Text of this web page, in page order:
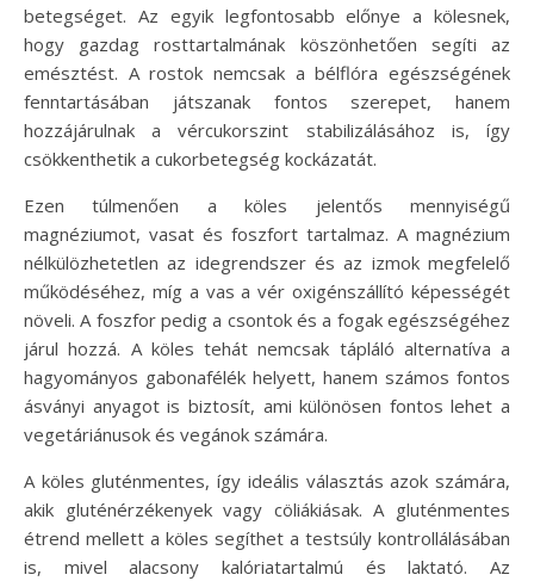
betegséget. Az egyik legfontosabb előnye a kölesnek,
hogy gazdag rosttartalmának köszönhetően segíti az
emésztést. A rostok nemcsak a bélflóra egészségének
fenntartásában játszanak fontos szerepet, hanem
hozzájárulnak a vércukorszint stabilizálásához is, így
csökkenthetik a cukorbetegség kockázatát.
Ezen túlmenően a köles jelentős mennyiségű
magnéziumot, vasat és foszfort tartalmaz. A magnézium
nélkülözhetetlen az idegrendszer és az izmok megfelelő
működéséhez, míg a vas a vér oxigénszállító képességét
növeli. A foszfor pedig a csontok és a fogak egészségéhez
járul hozzá. A köles tehát nemcsak tápláló alternatíva a
hagyományos gabonafélék helyett, hanem számos fontos
ásványi anyagot is biztosít, ami különösen fontos lehet a
vegetáriánusok és vegánok számára.
A köles gluténmentes, így ideális választás azok számára,
akik gluténérzékenyek vagy cöliákiásak. A gluténmentes
étrend mellett a köles segíthet a testsúly kontrollálásában
is, mivel alacsony kalóriatartalmú és laktató. Az